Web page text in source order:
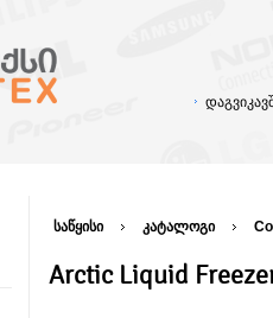
საწყისი კატალოგი
Arctic Liquid